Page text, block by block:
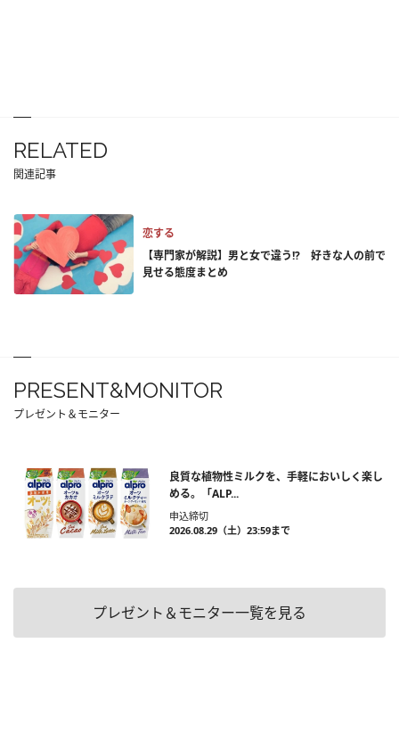
RELATED
関連記事
恋する
【専門家が解説】男と女で違う!? 好きな人の前で
見せる態度まとめ
PRESENT&MONITOR
プレゼント＆モニター
良質な植物性ミルクを、手軽においしく楽し
める。「ALP...
申込締切
2026.08.29（土）23:59まで
プレゼント＆モニター一覧を見る